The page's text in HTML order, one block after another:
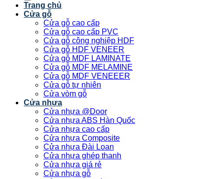
Trang chủ
Cửa gỗ
Cửa gỗ cao cấp
Cửa gỗ cao cấp PVC
Cửa gỗ công nghiệp HDF
Cửa gỗ HDF VENEER
Cửa gỗ MDF LAMINATE
Cửa gỗ MDF MELAMINE
Cửa gỗ MDF VENEEER
Cửa gỗ tự nhiên
Cửa vòm gỗ
Cửa nhựa
Cửa nhựa @Door
Cửa nhựa ABS Hàn Quốc
Cửa nhựa cao cấp
Cửa nhựa Composite
Cửa nhựa Đài Loan
Cửa nhựa ghép thanh
Cửa nhựa giá rẻ
Cửa nhựa gỗ